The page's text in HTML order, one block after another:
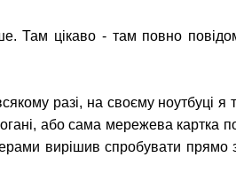
Там цікаво - там повно
разі, на своєму ноутбуці я
або сама мережева картка
вирішив спробувати прямо